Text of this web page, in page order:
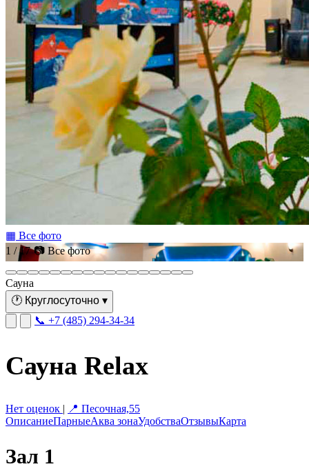
▦ Все фото
1 / 17 📷 Все фото
Сауна
🕐 Круглосуточно ▾
📞 +7 (485) 294-34-34
Сауна Relax
Нет оценок | 📍 Песочная,55
ОписаниеПарныеАква зонаУдобстваОтзывыКарта
Зал 1